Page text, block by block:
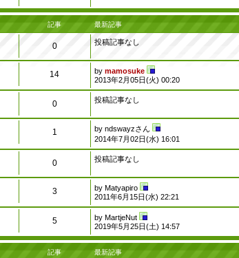
記事 最新記事
0 投稿記事なし
14 bymamosuke
2013年2月05日(火) 00:20
0 投稿記事なし
1 byndswayzさん
2014年7月02日(水) 16:01
0 投稿記事なし
3 byMatyapiro
2011年6月15日(水) 22:21
5 byMartjeNut
2019年5月25日(土) 14:57
記事 最新記事